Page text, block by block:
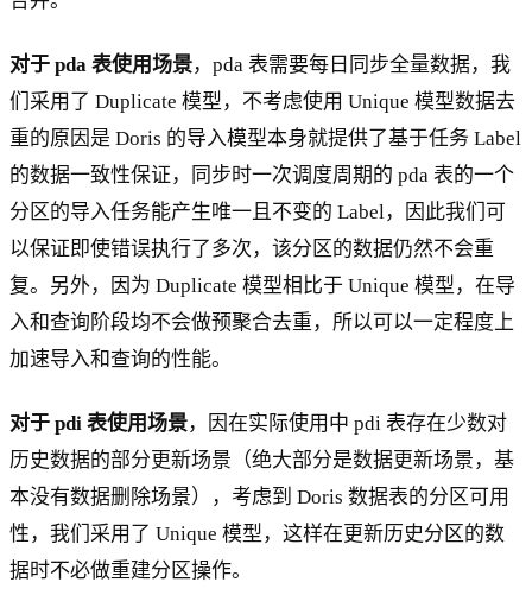
对于 pda 表使用场景，pda 表需要每日同步全量数据，我
们采用了 Duplicate 模型，不考虑使用 Unique 模型数据去
重的原因是 Doris 的导入模型本身就提供了基于任务 Label
的数据一致性保证，同步时一次调度周期的 pda 表的一个
分区的导入任务能产生唯一且不变的 Label，因此我们可
以保证即使错误执行了多次，该分区的数据仍然不会重
复。另外，因为 Duplicate 模型相比于 Unique 模型，在导
入和查询阶段均不会做预聚合去重，所以可以一定程度上
加速导入和查询的性能。
对于 pdi 表使用场景，因在实际使用中 pdi 表存在少数对
历史数据的部分更新场景（绝大部分是数据更新场景，基
本没有数据删除场景），考虑到 Doris 数据表的分区可用
性，我们采用了 Unique 模型，这样在更新历史分区的数
据时不必做重建分区操作。